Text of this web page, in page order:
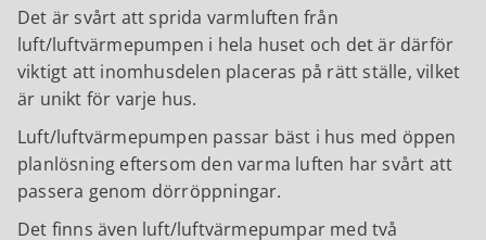
Det är svårt att sprida varmluften från
luft/luftvärmepumpen i hela huset och det är därför
viktigt att inomhusdelen placeras på rätt ställe, vilket
är unikt för varje hus.
Luft/luftvärmepumpen passar bäst i hus med öppen
planlösning eftersom den varma luften har svårt att
passera genom dörröppningar.
Det finns även luft/luftvärmepumpar med två